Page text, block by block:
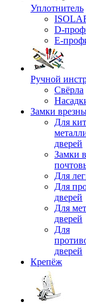
Уплотнитель
D-
Е-
Ручной
Свёрла
Замки
Для
дверей
Замки
Для
Для
дверей
Для
дверей
Для
дверей
Крепёж